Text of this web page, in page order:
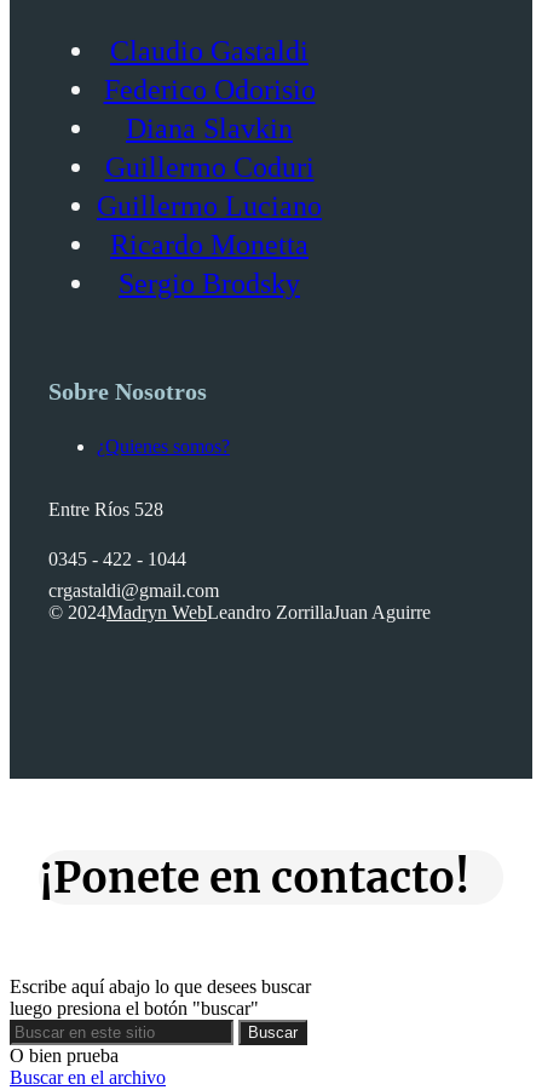
Claudio Gastaldi
Federico Odorisio
Diana Slavkin
Guillermo Coduri
Guillermo Luciano
Ricardo Monetta
Sergio Brodsky
Sobre Nosotros
¿Quienes somos?
Entre Ríos 528
0345 - 422 - 1044
crgastaldi@gmail.com
© 2024Madryn WebLeandro ZorrillaJuan Aguirre
¡Ponete en contacto!
Escribe aquí abajo lo que desees buscar
luego presiona el botón "buscar"
Buscar
Buscar
O bien prueba
Buscar en el archivo